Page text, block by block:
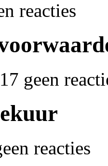
reacties
geen
reacties